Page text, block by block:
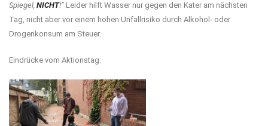
Spiegel, NICHT!” Leider hilft Wasser nur gegen den Kater am nächsten
Tag, nicht aber vor einem hohen Unfallrisiko durch Alkohol- oder
Drogenkonsum am Steuer.
Eindrücke vom Aktionstag: